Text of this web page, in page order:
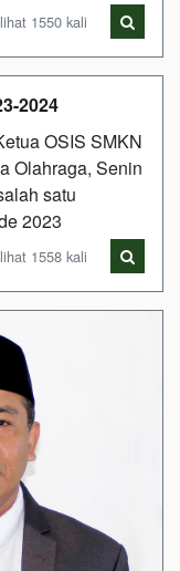
1550 kali
2024
OSIS SMKN
Olahraga, Senin
satu
2023
1558 kali